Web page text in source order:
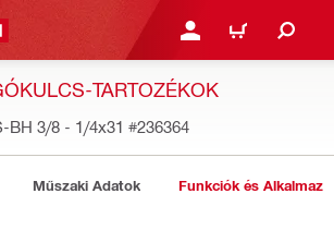
BEJELENTKEZÉS VAGY
KOSÁR
TARTOZÉKOK
BH 3/8 - 1/4x31 #236364
Műszaki Adatok Funkciók és